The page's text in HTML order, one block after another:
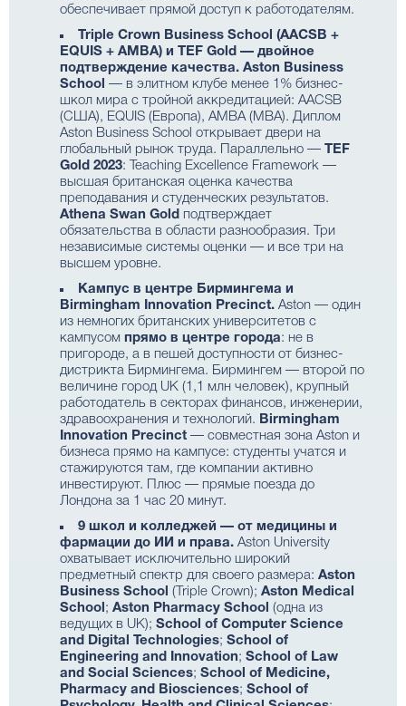
обеспечивает прямой доступ к работодателям.
Triple Crown Business School (AACSB +
EQUIS + AMBA) и TEF Gold — двойное
подтверждение качества. Aston Business
School — в элитном клубе менее 1% бизнес-
школ мира с тройной аккредитацией: AACSB
(США), EQUIS (Европа), AMBA (MBA). Диплом
Aston Business School открывает двери на
глобальный рынок труда. Параллельно —
TEF
Gold 2023: Teaching Excellence Framework —
высшая британская оценка качества
преподавания и студенческих результатов.
Athena Swan Gold подтверждает
обязательства в области разнообразия. Три
независимые системы оценки — и все три на
высшем уровне.
Кампус в центре Бирмингема и
Birmingham Innovation Precinct. Aston — один
из немногих британских университетов с
кампусом прямо в центре города: не в
пригороде, а в пешей доступности от бизнес-
дистрикта Бирмингема. Бирмингем — второй по
величине город UK (1,1 млн человек), крупный
работодатель в секторах финансов, инженерии,
здравоохранения и технологий. Birmingham
Innovation Precinct — совместная зона Aston и
бизнеса прямо на кампусе: студенты учатся и
стажируются там, где компании активно
инвестируют. Плюс — прямые поезда до
Лондона за 1 час 20 минут.
9 школ и колледжей — от медицины и
фармации до ИИ и права. Aston University
охватывает исключительно широкий
предметный спектр для своего размера: Aston
Business School (Triple Crown); Aston Medical
School ; Aston Pharmacy School (одна из
ведущих в UK); School of Computer Science
and Digital Technologies; School of
Engineering and Innovation; School of Law
and Social Sciences; School of Medicine,
Pharmacy and Biosciences; School of